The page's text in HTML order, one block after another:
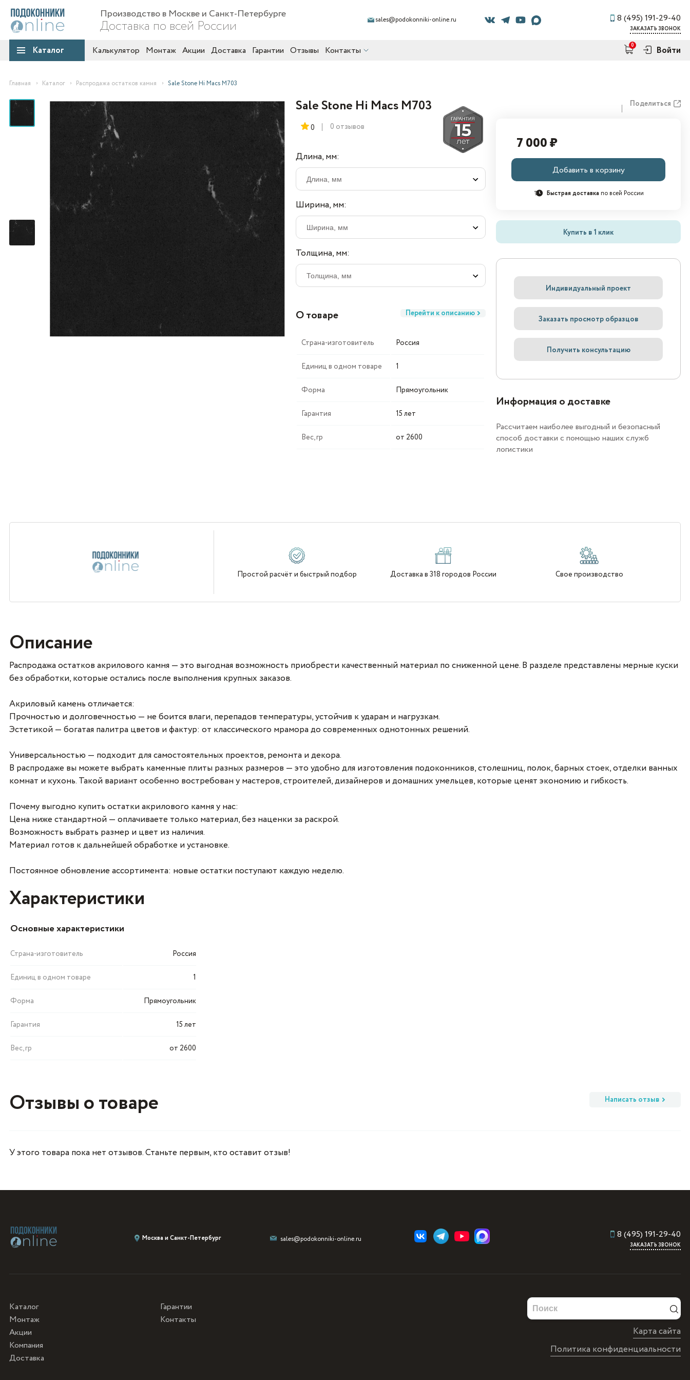
Производство в Москве и Санкт-Петербурге
Доставка по всей России sales@podokonniki-online.ru 8 (495) 191-29-40
ЗАКАЗАТЬ ЗВОНОК
Каталог Калькулятор Монтаж Акции Доставка Гарантии Отзывы Контакты 0 Войти
Главная Каталог Распродажа остатков камня Sale Stone Hi Macs M703
Sale Stone Hi Macs M703
0 0 отзывов
Длина, мм:
Ширина, мм:
Толщина, мм:
О товаре Перейти к описанию
Страна-изготовитель Россия
Единиц в одном товаре 1
Форма Прямоугольник
Гарантия 15 лет
Вес, гр от 2600
Поделиться
7 000 ₽
Добавить в корзину
Быстрая доставкапо всей России
Купить в 1 клик
Индивидуальный проект
Заказать просмотр образцов
Получить консультацию
Информация о доставке
Рассчитаем наиболее выгодный и безопасный
способ доставки с помощью наших служб
логистики
Простой расчёт и быстрый подбор Доставка в 318 городов России Свое производство
Описание
Распродажа остатков акрилового камня — это выгодная возможность приобрести качественный материал по сниженной цене. В разделе представлены мерные куски
без обработки, которые остались после выполнения крупных заказов.
Акриловый камень отличается:
Прочностью и долговечностью — не боится влаги, перепадов температуры, устойчив к ударам и нагрузкам.
Эстетикой — богатая палитра цветов и фактур: от классического мрамора до современных однотонных решений.
Универсальностью — подходит для самостоятельных проектов, ремонта и декора.
В распродаже вы можете выбрать каменные плиты разных размеров — это удобно для изготовления подоконников, столешниц, полок, барных стоек, отделки ванных
комнат и кухонь. Такой вариант особенно востребован у мастеров, строителей, дизайнеров и домашних умельцев, которые ценят экономию и гибкость.
Почему выгодно купить остатки акрилового камня у нас:
Цена ниже стандартной — оплачиваете только материал, без наценки за раскрой.
Возможность выбрать размер и цвет из наличия.
Материал готов к дальнейшей обработке и установке.
Постоянное обновление ассортимента: новые остатки поступают каждую неделю.
Характеристики
Основные характеристики
Страна-изготовитель Россия
Единиц в одном товаре 1
Форма Прямоугольник
Гарантия 15 лет
Вес, гр от 2600
Отзывы о товаре Написать отзыв
У этого товара пока нет отзывов. Станьте первым, кто оставит отзыв!
Москва и Санкт-Петербург sales@podokonniki-online.ru 8 (495) 191-29-40
ЗАКАЗАТЬ ЗВОНОК
Каталог
Монтаж
Акции
Компания
Доставка
Гарантии
Контакты
Карта сайта
Политика конфиденциальности